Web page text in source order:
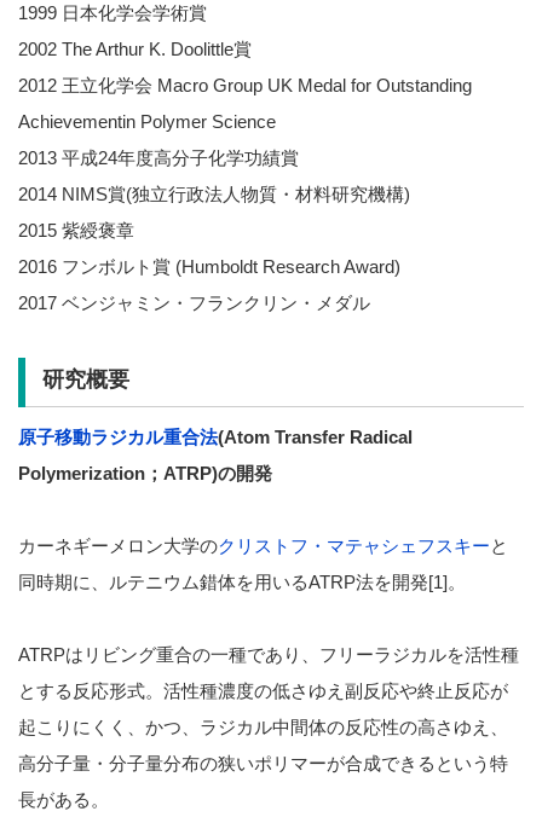
1999 日本化学会学術賞
2002 The Arthur K. Doolittle賞
2012 王立化学会 Macro Group UK Medal for Outstanding
Achievementin Polymer Science
2013 平成24年度高分子化学功績賞
2014 NIMS賞(独立行政法人物質・材料研究機構)
2015 紫綬褒章
2016 フンボルト賞 (Humboldt Research Award)
2017 ベンジャミン・フランクリン・メダル
研究概要
原子移動ラジカル重合法(Atom Transfer Radical
Polymerization；ATRP)の開発
カーネギーメロン大学のクリストフ・マテャシェフスキーと
同時期に、ルテニウム錯体を用いるATRP法を開発[1]。
ATRPはリビング重合の一種であり、フリーラジカルを活性種
とする反応形式。活性種濃度の低さゆえ副反応や終止反応が
起こりにくく、かつ、ラジカル中間体の反応性の高さゆえ、
高分子量・分子量分布の狭いポリマーが合成できるという特
長がある。